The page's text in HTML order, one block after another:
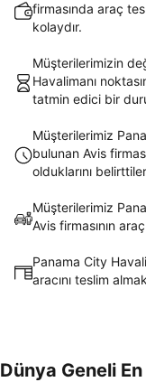
firmasında araç
kolaydır.
Müşterilerimizin
Havalimanı
tatmin edici bir
Müşterilerimiz
bulunan Avis
olduklarını
Müşterilerimiz
Avis firmasının
Panama City
aracını teslim
Dünya Geneli